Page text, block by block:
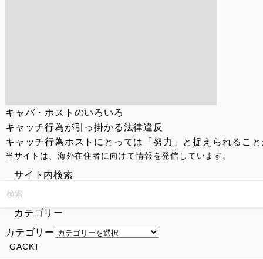
キャバ・ホストのいろいろ
キャッチ行為が引っ掛かる法律違反
キャッチ行為ホストにとっては「努力」と捉えられるこ
当サイトは、海外在住者に向けて情報を発信しています。
サイト内検索
カテゴリー
カテゴリー
GACKT